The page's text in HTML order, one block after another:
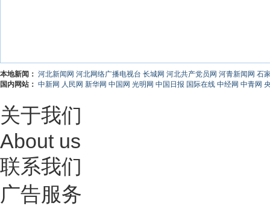
本地新闻： 河北新闻网 河北网络广播电视台 长城网 河北共产党员网 河青新闻网 石
国内网站： 中新网 人民网 新华网 中国网 光明网 中国日报 国际在线 中经网 中青网
关于我们
About us
联系我们
广告服务